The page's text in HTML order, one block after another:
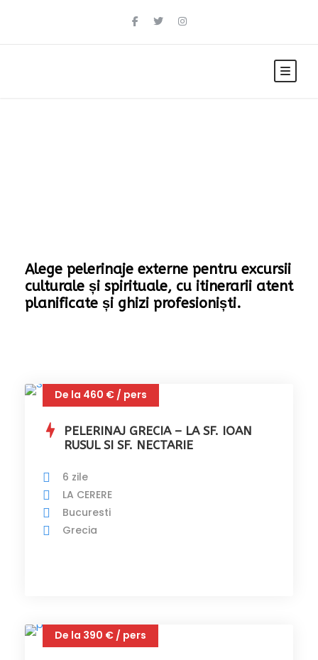
Alege pelerinaje externe pentru excursii
culturale și spirituale, cu itinerarii atent
planificate și ghizi profesioniști.
De la 460 € / pers
PELERINAJ GRECIA – LA SF. IOAN
RUSUL SI SF. NECTARIE
6 zile
LA CERERE
Bucuresti
Grecia
De la 390 € / pers